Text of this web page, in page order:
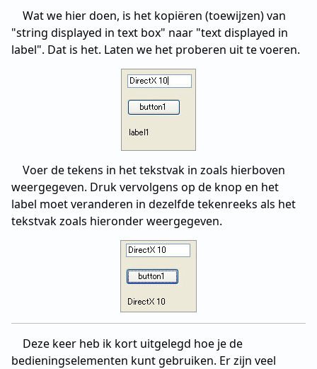
Wat we hier doen, is het kopiëren (toewijzen) van
"string displayed in text box" naar "text displayed in
label". Dat is het. Laten we het proberen uit te voeren.
Voer de tekens in het tekstvak in zoals hierboven
weergegeven. Druk vervolgens op de knop en het
label moet veranderen in dezelfde tekenreeks als het
tekstvak zoals hieronder weergegeven.
Deze keer heb ik kort uitgelegd hoe je de
bedieningselementen kunt gebruiken. Er zijn veel